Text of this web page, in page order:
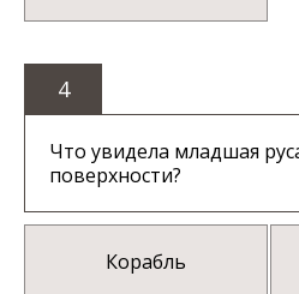
4
Что увидела младшая
поверхности?
Корабль